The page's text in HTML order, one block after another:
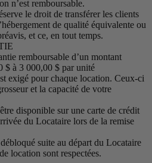
n’est remboursable.
le droit de transférer les clients
de qualité équivalente ou
et ce, en tout temps.
remboursable d’un montant
$ à 3 000,00 $ par unité
exigé pour chaque location. Ceux-ci
et la capacité de votre
disponible sur une carte de crédit
du Locataire lors de la remise
suite au départ du Locataire
location sont respectées.